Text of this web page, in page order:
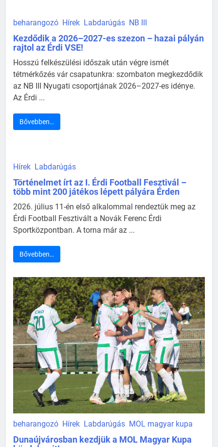
beharangozó Hírek Labdarúgás NB III
Kezdődik a 2026–2027-es szezon – hazai pályán
rajtol az Érdi VSE!
Hosszú felkészülési időszak után végre ismét
tétmérkőzés vár csapatunkra: szombaton megkezdődik
az NB III Nyugati csoportjának 2026–2027-es idénye.
Az Érdi ...
Bővebben…
Hírek Labdarúgás
Történelmet írt az I. Érdi Football Fesztivál –
több mint 200 játékos lépett pályára Érden
2026. július 11-én első alkalommal rendeztük meg az
Érdi Football Fesztivált a Novák Ferenc Érdi
Sportközpontban. A torna már az ...
Bővebben…
beharangozó Hírek Labdarúgás MOL magyar kupa
Dunaújvárosban kezdjük a MOL Magyar Kupa